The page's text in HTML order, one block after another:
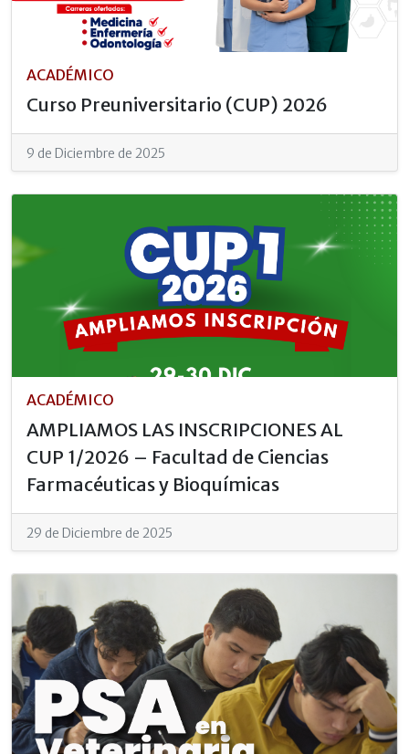
ACADÉMICO
Curso Preuniversitario (CUP) 2026
9 de Diciembre de 2025
ACADÉMICO
AMPLIAMOS LAS INSCRIPCIONES AL
CUP 1/2026 – Facultad de Ciencias
Farmacéuticas y Bioquímicas
29 de Diciembre de 2025